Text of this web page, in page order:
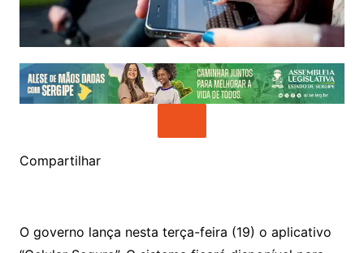
Compartilhar
O governo lança nesta terça-feira (19) o aplicativo